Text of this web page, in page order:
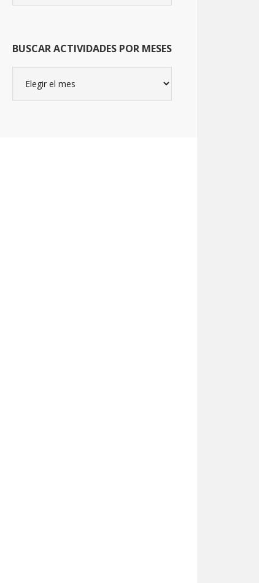
BUSCAR ACTIVIDADES POR MESES
actividades
por